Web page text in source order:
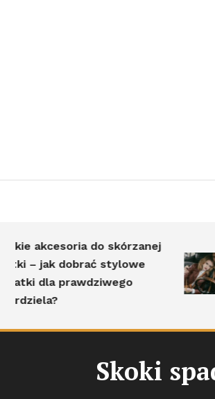
do skórzanej
dobrać stylowe
prawdziwego
Skoki